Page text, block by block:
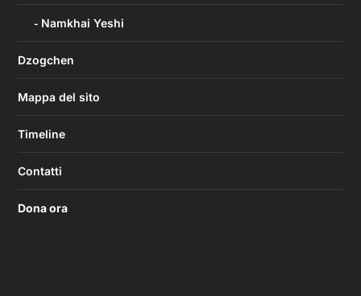
Namkhai Yeshi
Dzogchen
Mappa del sito
Timeline
Contatti
Dona ora